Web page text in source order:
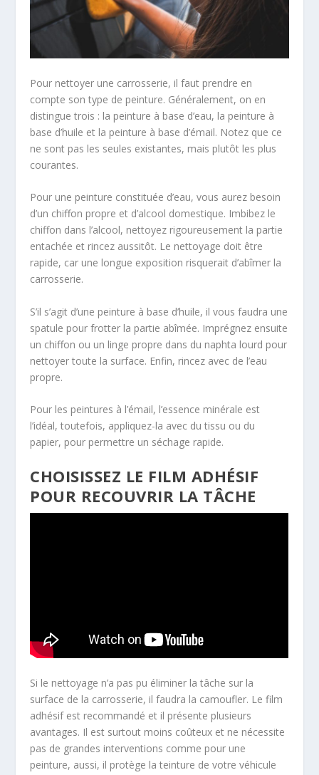
Pour nettoyer une carrosserie, il faut prendre en
compte son type de peinture. Généralement, on en
distingue trois : la peinture à base d’eau, la peinture à
base d’huile et la peinture à base d’émail. Notez que ce
ne sont pas les seules existantes, mais plutôt les plus
courantes.
Pour une peinture constituée d’eau, vous aurez besoin
d’un chiffon propre et d’alcool domestique. Imbibez le
chiffon dans l’alcool, nettoyez rigoureusement la partie
entachée et rincez aussitôt. Le nettoyage doit être
rapide, car une longue exposition risquerait d’abîmer la
carrosserie.
S’il s’agit d’une peinture à base d’huile, il vous faudra une
spatule pour frotter la partie abîmée. Imprégnez ensuite
un chiffon ou un linge propre dans du naphta lourd pour
nettoyer toute la surface. Enfin, rincez avec de l’eau
propre.
Pour les peintures à l’émail, l’essence minérale est
l’idéal, toutefois, appliquez-la avec du tissu ou du
papier, pour permettre un séchage rapide.
CHOISISSEZ LE FILM ADHÉSIF
POUR RECOUVRIR LA TÂCHE
Si le nettoyage n’a pas pu éliminer la tâche sur la
surface de la carrosserie, il faudra la camoufler. Le film
adhésif est recommandé et il présente plusieurs
avantages. Il est surtout moins coûteux et ne nécessite
pas de grandes interventions comme pour une
peinture, aussi, il protège la teinture de votre véhicule